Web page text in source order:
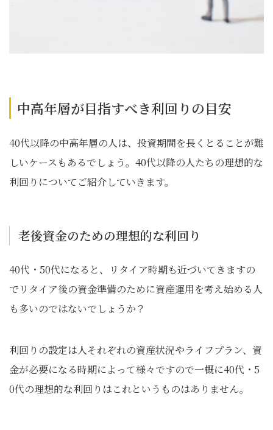
中高年層が目指すべき利回りの目安
40代以降の中高年層の人は、投資期間を長くとることが難
しいケースもあるでしょう。40代以降の人たちの理想的な
利回りについてご紹介していきます。
老後資金のための理想的な利回り
40代・50代になると、リタイア時期も近づいてきますの
でリタイア後の資金準備のために資産運用を考え始める人
も多いのではないでしょうか？
利回りの設定は人それぞれの資産状況やライフプラン、資
金が必要になる時期によって様々ですので一概に40代・5
0代の理想的な利回りはこれというものはありません。